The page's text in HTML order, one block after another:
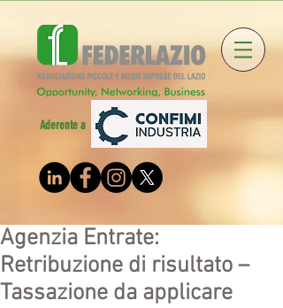
Aderente a
Agenzia Entrate:
Retribuzione di risultato –
Tassazione da applicare